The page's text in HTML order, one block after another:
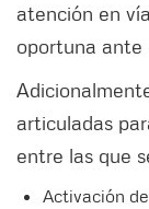
atención en
oportuna ante
articuladas
entre las que
Activación